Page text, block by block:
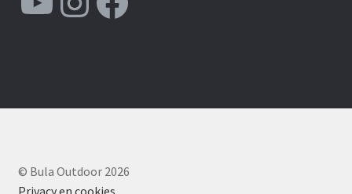
© Bula Outdoor 2026
Privacy en cookies